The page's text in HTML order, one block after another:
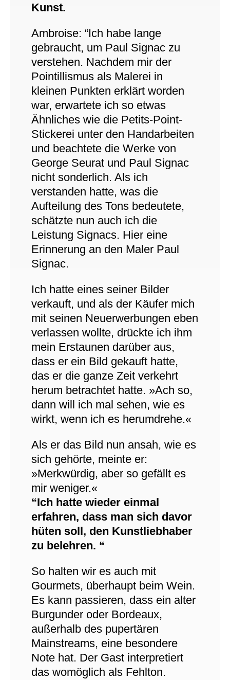
Kunst.
Ambroise: “Ich habe lange
gebraucht, um Paul Signac zu
verstehen. Nachdem mir der
Pointillismus als Malerei in
kleinen Punkten erklärt worden
war, erwar­tete ich so etwas
Ähnliches wie die Petits-Point-
Stickerei unter den Handarbeiten
und beachtete die Werke von
George Seurat und Paul Signac
nicht sonderlich. Als ich
verstanden hatte, was die
Aufteilung des Tons be­deutete,
schätzte nun auch ich die
Leistung Signacs. Hier eine
Erinne­rung an den Maler Paul
Signac.
Ich hatte eines seiner Bilder
verkauft, und als der Käufer mich
mit seinen Neuerwerbungen eben
verlassen wollte, drückte ich ihm
mein Erstaunen darüber aus,
dass er ein Bild gekauft hatte,
das er die ganze Zeit verkehrt
herum betrachtet hatte. »Ach so,
dann will ich mal sehen, wie es
wirkt, wenn ich es herum­drehe.«
Als er das Bild nun ansah, wie es
sich gehörte, meinte er:
»Merkwürdig, aber so gefällt es
mir weniger.«
“Ich hatte wieder einmal
erfahren, dass man sich davor
hüten soll, den Kunstliebhaber
zu belehren. “
So halten wir es auch mit
Gourmets, überhaupt beim Wein.
Es kann passieren, dass ein alter
Burgunder oder Bordeaux,
außerhalb des pupertären
Mainstreams, eine besondere
Note hat. Der Gast interpretiert
das womöglich als Fehlton.